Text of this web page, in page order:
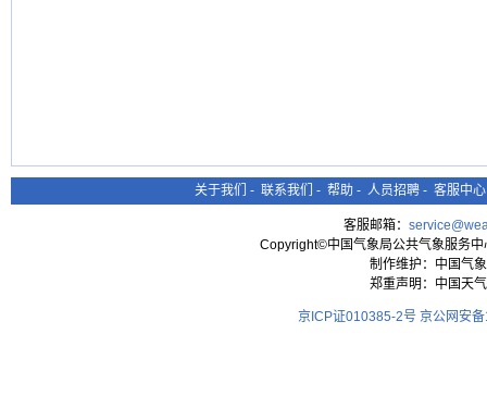
关于我们 - 联系我们 - 帮助 - 人员招聘 - 客服中心
客服邮箱：
Copyright©中国气象局公共气象服务
制作维护：中国气
郑重声明：中国天
京ICP证010385-2号 京公网安